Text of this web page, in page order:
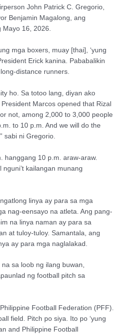
John Patrick C. Gregorio,
Benjamin Magalong, ang
Mayo 16, 2026.
mga boxers, muay [thai], ‘yung
Erick kanina. Pababalikin
distance runners.
ho. Sa totoo lang, diyan ako
Marcos opened that Rizal
not, among 2,000 to 3,000 people
to 10 p.m. And we will do the
sabi ni Gregorio.
hanggang 10 p.m. araw-araw.
kailangan munang
linya ay para sa mga
nag-eensayo na atleta. Ang pang-
na linya naman ay para sa
at tuloy-tuloy. Samantala, ang
ay para mga naglalakad.
sa loob ng ilang buwan,
ng football pitch sa
Football Federation (PFF).
field. Pitch po siya. Ito po ‘yung
and Philippine Football